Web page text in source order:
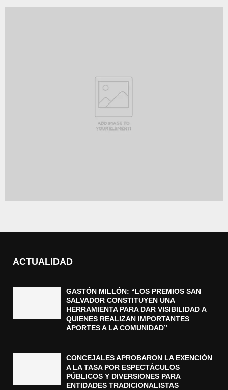
ACTUALIDAD
GASTÓN MILLÓN: “LOS PREMIOS SAN
SALVADOR CONSTITUYEN UNA
HERRAMIENTA PARA DAR VISIBILIDAD A
QUIENES REALIZAN IMPORTANTES
APORTES A LA COMUNIDAD”
CONCEJALES APROBARON LA EXENCIÓN
A LA TASA POR ESPECTÁCULOS
PÚBLICOS Y DIVERSIONES PARA
ENTIDADES TRADICIONALISTAS